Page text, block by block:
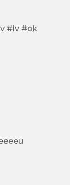
belloooooooooooooooo #lv #lv #ok